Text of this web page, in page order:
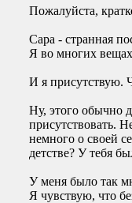
Пожалуйста,
Сара - странная
Я во многих
И я присутствую.
Ну, этого обычно
присутствовать.
немного о своей
детстве? У тебя
У меня было так
Я чувствую, что